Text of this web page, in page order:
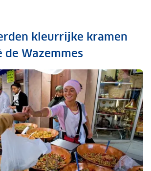
kleurrijke kramen
de Wazemmes